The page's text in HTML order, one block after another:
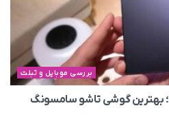
بررسی موبایل و تبلت
بررسی Galaxy Z Fold8 Ultra ؛ بهترین گوشی تاشو سامسونگ